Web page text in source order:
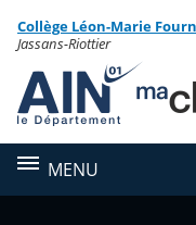
Menu de la rubrique
Contenu
Collège Léon-Marie
Jassans-Riottier
MENU